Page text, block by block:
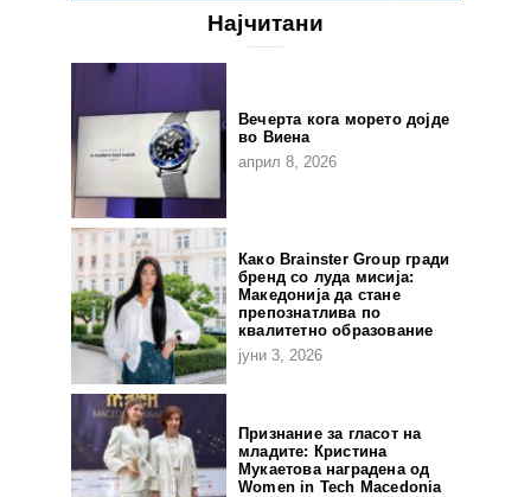
Најчитани
Вечерта кога морето дојде
во Виена
април 8, 2026
Како Brainster Group гради
бренд со луда мисија:
Македонија да стане
препознатлива по
квалитетно образование
јуни 3, 2026
Признание за гласот на
младите: Кристина
Мукаетова наградена од
Women in Tech Macedonia